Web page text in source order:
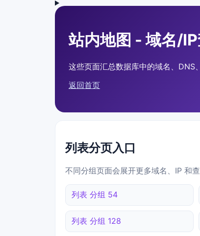
站内地图 - 域名/
这些页面汇总数据库中的域名、DNS
返回首页
列表分页入口
不同分组页面会展开更多域名、IP 和查
列表 分组 54
列表 分组 128